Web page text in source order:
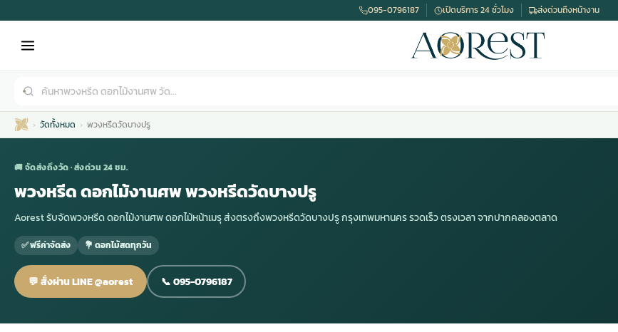
ดอกไม้หน้าศพ
ดอกไม้จัดงานศพ
พวงหรีด กรุงเทพ
พวงหรีดราคา
มรุ
น้าเมรุ
ไม้งานแต่ง
ไม้งานแต่ง ราคา
พวงหรีดพัดลม
พวงหรีดพัดลม ราคา
รับจัดงานศพ
รับจัดงานศพ ราคา
095-0796187 เปิดบริการ 24 ชั่วโมง ส่งด่วนถึงหน้างาน
วัดทั้งหมด พวงหรีดวัดบางปรู
🚚 จัดส่งถึงวัด · ส่งด่วน 24 ชม.
พวงหรีด ดอกไม้งานศพ พวงหรีดวัดบางปรู
Aorest รับจัดพวงหรีด ดอกไม้งานศพ ดอกไม้หน้าเมรุ ส่งตรงถึงพวงหรีดวัดบางปรู กรุงเทพมหานคร รวดเร็ว ตรงเวลา จากปากคลองตลาด
✅ ฟรีค่าจัดส่ง 💐 ดอกไม้สดทุกวัน
💬 สั่งผ่าน LINE @aorest 📞 095-0796187